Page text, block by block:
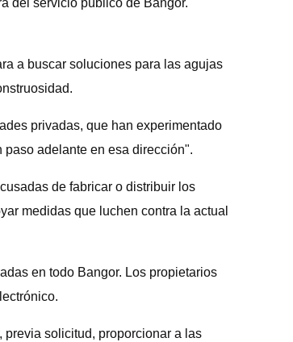
del servicio público de Bangor.
a buscar soluciones para las agujas
privadas, que han experimentado
adelante en esa dirección".
de fabricar o distribuir los
medidas que luchen contra la actual
en todo Bangor. Los propietarios
solicitud, proporcionar a las